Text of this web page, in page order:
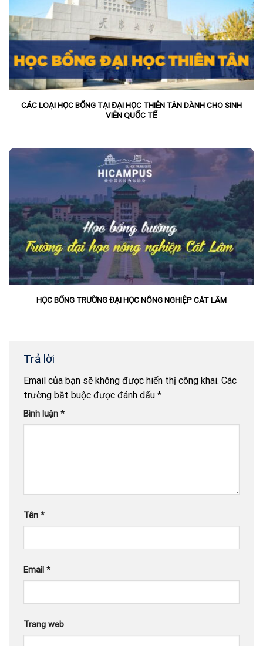
CÁC LOẠI HỌC BỔNG TẠI ĐẠI HỌC THIÊN TÂN DÀNH CHO SINH
VIÊN QUỐC TẾ
HỌC BỔNG TRƯỜNG ĐẠI HỌC NÔNG NGHIỆP CÁT LÂM
Trả lời
Email của bạn sẽ không được hiển thị công khai. Các
trường bắt buộc được đánh dấu *
Bình luận *
Tên *
Email *
Trang web